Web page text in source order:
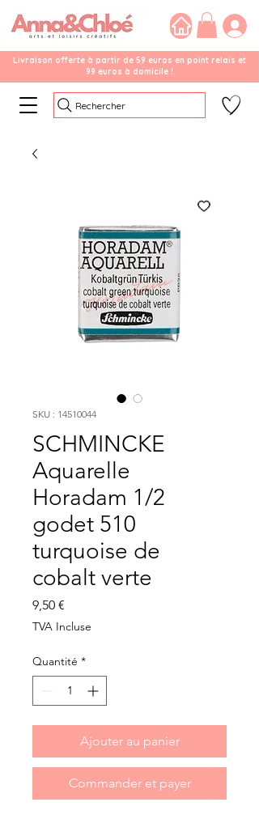
Livraison offerte à partir de 59 euros en point relais et
99 euros à domicile !
Rechercher
SKU : 14510044
SCHMINCKE
Aquarelle
Horadam 1/2
godet 510
turquoise de
cobalt verte
9,50 €
TVA Incluse
Quantité *
Ajouter au panier
Commander et payer